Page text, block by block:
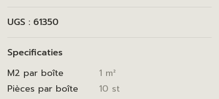
UGS : 61350
Specificaties
M2 par boîte
1 m²
Pièces par boîte
10 st